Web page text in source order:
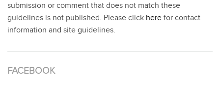
submission or comment that does not match these
guidelines is not published. Please click here for contact
information and site guidelines.
FACEBOOK